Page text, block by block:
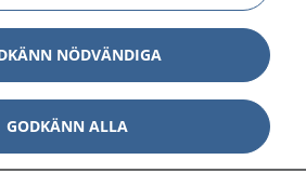
1177 för
dygnet runt.
du vill må bättre.
NÖDVÄNDIGA
GODKÄNN ALLA